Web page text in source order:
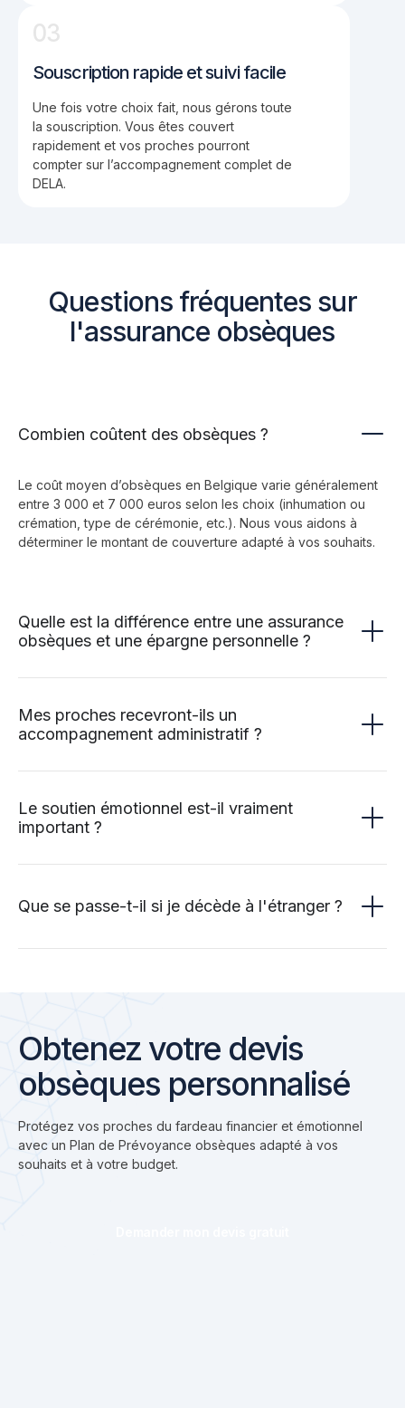
03
Souscription rapide et suivi facile
Une fois votre choix fait, nous gérons toute
la souscription. Vous êtes couvert
rapidement et vos proches pourront
compter sur l’accompagnement complet de
DELA.
Questions fréquentes sur
l'assurance obsèques
Combien coûtent des obsèques ?
Le coût moyen d’obsèques en Belgique varie généralement
entre 3 000 et 7 000 euros selon les choix (inhumation ou
crémation, type de cérémonie, etc.). Nous vous aidons à
déterminer le montant de couverture adapté à vos souhaits.
Quelle est la différence entre une assurance
obsèques et une épargne personnelle ?
Mes proches recevront-ils un
accompagnement administratif ?
Le soutien émotionnel est-il vraiment
important ?
Que se passe-t-il si je décède à l'étranger ?
Obtenez votre devis
obsèques personnalisé
Protégez vos proches du fardeau financier et émotionnel
avec un Plan de Prévoyance obsèques adapté à vos
souhaits et à votre budget.